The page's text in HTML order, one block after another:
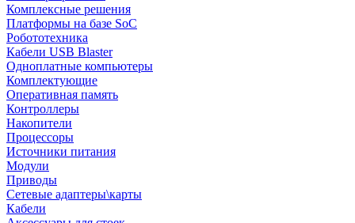
Комплексные решения
Платформы на базе SoC
Робототехника
Кабели USB Blaster
Одноплатные компьютеры
Комплектующие
Оперативная память
Контроллеры
Накопители
Процессоры
Источники питания
Модули
Приводы
Сетевые адаптеры\карты
Кабели